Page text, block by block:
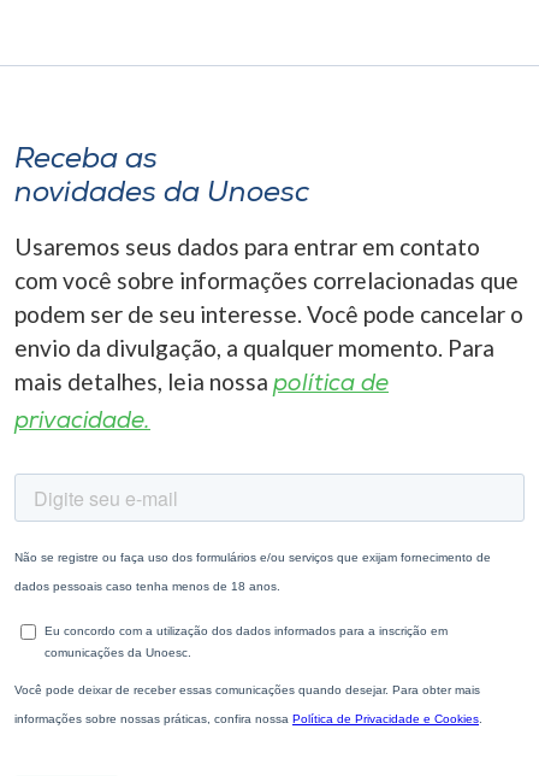
Receba as
novidades da Unoesc
Usaremos seus dados para entrar em contato
com você sobre informações correlacionadas que
podem ser de seu interesse. Você pode cancelar o
envio da divulgação, a qualquer momento. Para
mais detalhes, leia nossa política de
privacidade.